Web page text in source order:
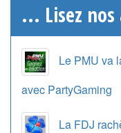
... Lisez
Le PMU va
avec PartyGaming
La FDJ